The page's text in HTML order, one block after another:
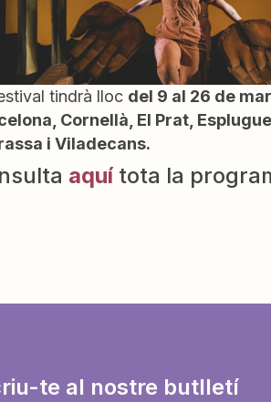
tindrà lloc del 9 al 26 de
Cornellà, El Prat,
i Viladecans.
aquí tota la
te al nostre butlletí